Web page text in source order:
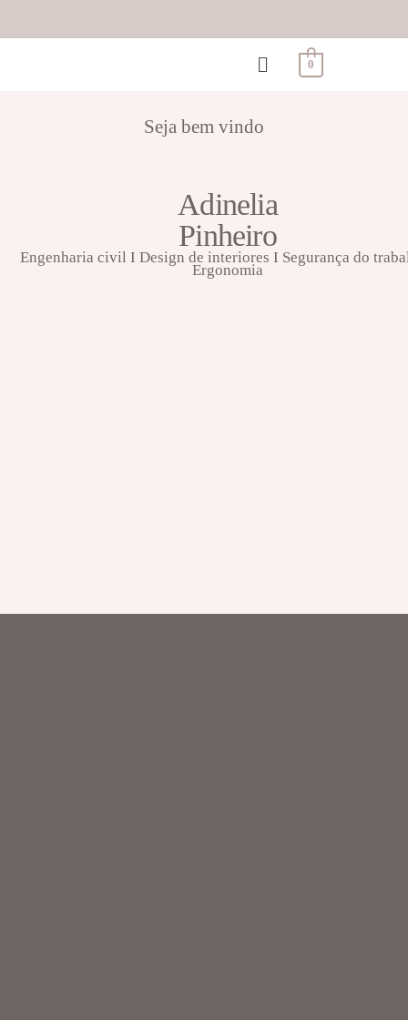
0
Seja bem vindo
Adinelia
Pinheiro
Engenharia civil I Design de interiores I Segurança do
Ergonomia